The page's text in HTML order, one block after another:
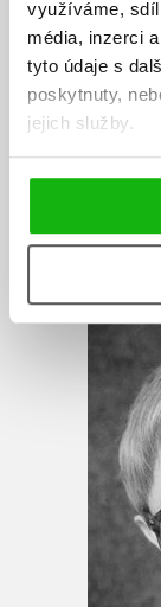
využíváme,
média, inzerci
tyto údaje s
poskytnuty,
jejich služby.
Knihou roku LN,
druhé. Za průvodce
samotářiJako v
románRatajský les
nominován.